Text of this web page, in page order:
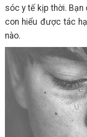
sóc y tế kịp thời.
con hiểu được tác
nào.